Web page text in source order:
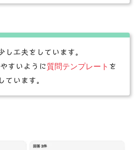
し工夫をしています。
すいように質問テンプレート を
ています。